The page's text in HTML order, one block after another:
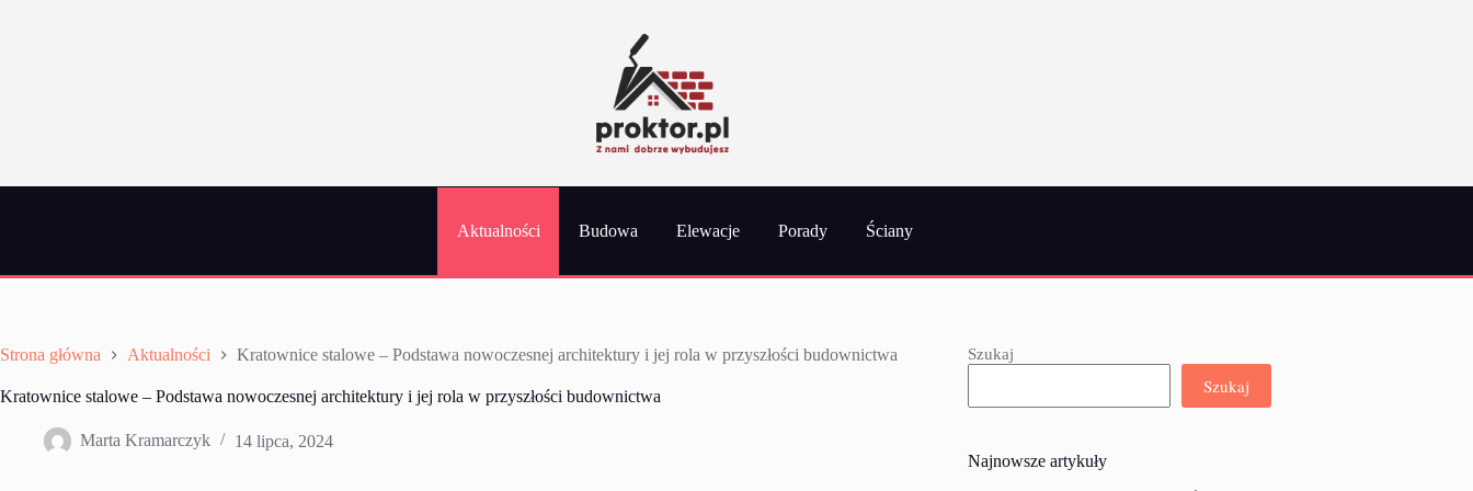
Aktualności Budowa Elewacje Porady Ściany
Strona główna Aktualności Kratownice stalowe – Podstawa nowoczesnej architektury i jej rola w przyszłości budownictwa
Kratownice stalowe – Podstawa nowoczesnej architektury i jej rola w przyszłości budownictwa
Marta Kramarczyk 14 lipca, 2024
Szukaj
Szukaj
Najnowsze artykuły